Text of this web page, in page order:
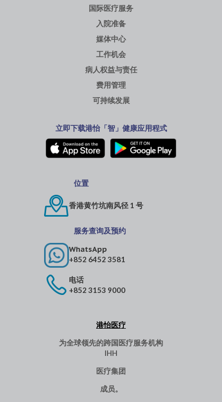
国际医疗服务
入院准备
媒体中心
工作机会
病人权益与责任
费用管理
可持续发展
立即下载港怡「智」健康应用程式
位置
香港黄竹坑南风径 1 号
服务查询及预约
WhatsApp
+852 6452 3581
电话
+852 3153 9000
港怡医疗
为全球领先的跨国医疗服务机构
IHH
医疗集团
成员。